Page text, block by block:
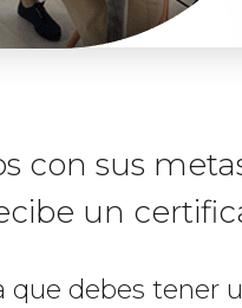
con sus
un
que debes tener